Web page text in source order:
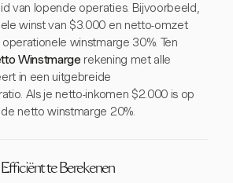
van lopende operaties. Bijvoorbeeld,
winst van $3.000 en netto-omzet
winstmarge 30%. Ten
Winstmargerekening met alle
in een uitgebreide
Als je netto-inkomen $2.000 is op
netto winstmarge 20%.
te Berekenen